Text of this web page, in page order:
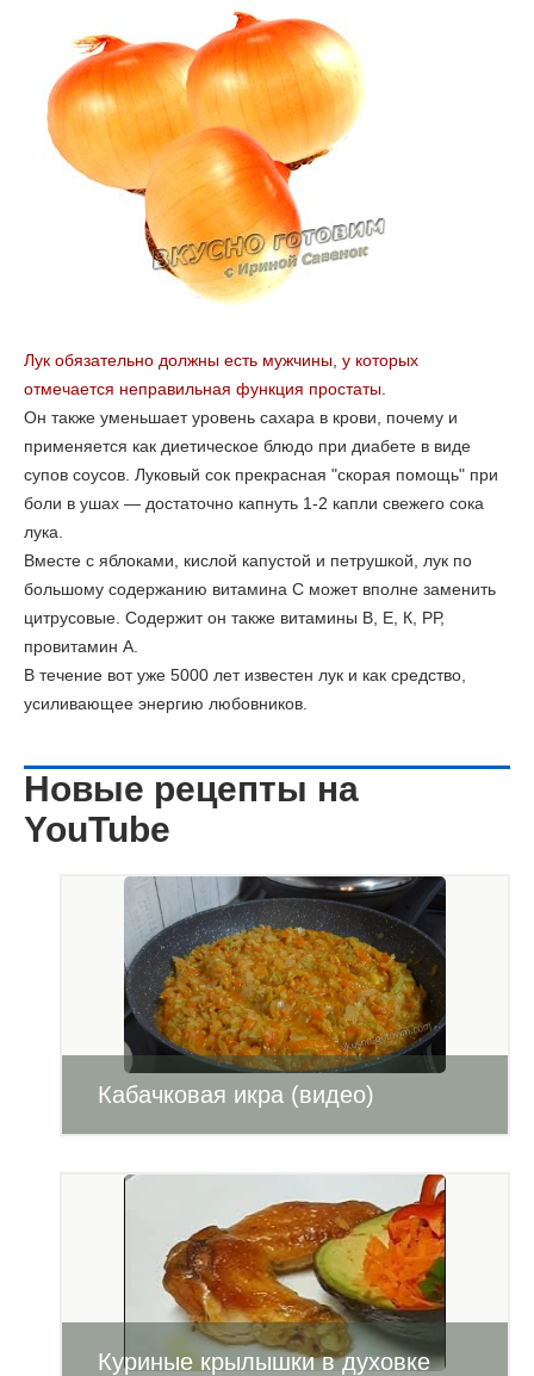
Лук обязательно должны есть мужчины, у которых
отмечается неправильная функция простаты.
Он также уменьшает уровень сахара в крови, почему и
применяется как диетическое блюдо при диабете в виде
супов соусов. Луковый сок прекрасная "скорая помощь" при
боли в ушах — достаточно капнуть 1-2 капли свежего сока
лука.
Вместе с яблоками, кислой капустой и петрушкой, лук по
большому содержанию витамина С может вполне заменить
цитрусовые. Содержит он также витамины В, Е, К, РР,
провитамин А.
В течение вот уже 5000 лет известен лук и как средство,
усиливающее энергию любовников.
Новые рецепты на
YouTube
Кабачковая икра (видео)
Куриные крылышки в духовке